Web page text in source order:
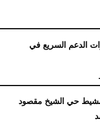
الدعم السريع في
حي الشيخ مقصود